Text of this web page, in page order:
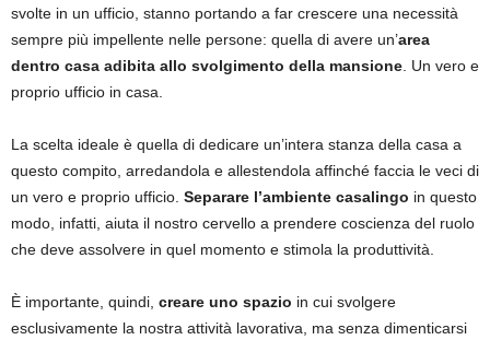
svolte in un ufficio, stanno portando a far crescere una necessità
sempre più impellente nelle persone: quella di avere un’area
dentro casa adibita allo svolgimento della mansione . Un vero e
proprio ufficio in casa.
La scelta ideale è quella di dedicare un’intera stanza della casa a
questo compito, arredandola e allestendola affinché faccia le veci di
un vero e proprio ufficio. Separare l’ambiente casalingo in questo
modo, infatti, aiuta il nostro cervello a prendere coscienza del ruolo
che deve assolvere in quel momento e stimola la produttività.
È importante, quindi, creare uno spazio in cui svolgere
esclusivamente la nostra attività lavorativa, ma senza dimenticarsi